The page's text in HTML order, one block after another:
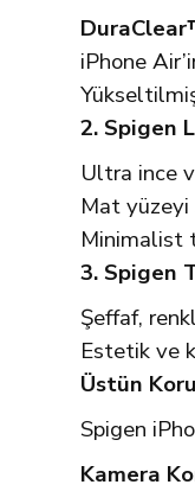
iPhone
2. Spigen
Ultra ince
Mat yüzeyi
Minimalist
3. Spigen
Şeffaf,
Estetik ve
Üstün
Spigen
Kamera